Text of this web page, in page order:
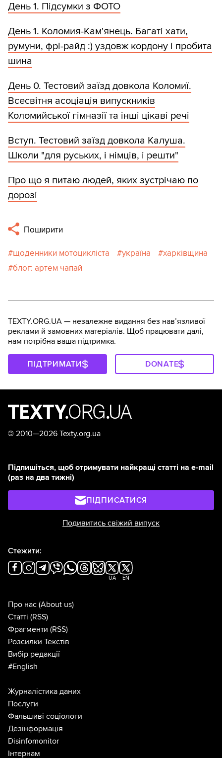
День 1. Підсумки з ФОТО
День 1. Коломия-Кам'янець. Багаті хати,
румуни, фрі-райд :) уздовж кордону і пробита
шина
День 0. Тестовий заїзд довкола Коломиї.
Всесвітня асоціація випускників
Коломийської гімназії та інші цікаві речі
Вступ. Тестовий заїзд довкола Калуша.
Школи "для руських, і німців, і решти"
Про що я питаю людей, яких зустрічаю по
дорозі
Поширити
щоденники мотоцикліста україна
харківщина
блог: артем чапай
TEXTY.ORG.UA — незалежне видання без навʼязливої
реклами й замовних матеріалів. Щоб працювати далі,
нам потрібна ваша підтримка.
ПІДТРИМАТИ DONATE
© 2010—2026 Texty.org.ua
Підпишіться, щоб отримувати найкращі статті на e-mail
(раз на два тижні)
ПІДПИСАТИСЯ
Подивитись свіжий випуск
Стежити:
UA EN
Про нас (About us)
Статті (RSS)
Фрагменти (RSS)
Розсилки Текстів
Вибір редакції
#English
Журналістика даних
Послуги
Фальшиві соціологи
Дезінформація
Disinfomonitor
Інтернам